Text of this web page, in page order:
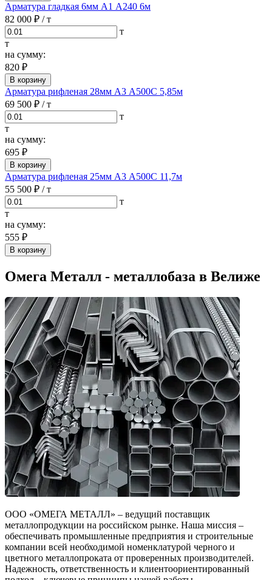
Арматура гладкая 6мм А1 А240 6м
82 000 ₽ / т
т
т
на сумму:
820 ₽
В корзину
Арматура рифленая 28мм А3 А500С 5,85м
69 500 ₽ / т
т
т
на сумму:
695 ₽
В корзину
Арматура рифленая 25мм А3 А500С 11,7м
55 500 ₽ / т
т
т
на сумму:
555 ₽
В корзину
Омега Металл - металлобаза в Велиже
ООО «ОМЕГА МЕТАЛЛ» – ведущий поставщик
металлопродукции на российском рынке. Наша миссия –
обеспечивать промышленные предприятия и строительные
компании всей необходимой номенклатурой черного и
цветного металлопроката от проверенных производителей.
Надежность, ответственность и клиентоориентированный